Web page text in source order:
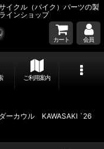
イクル（バイク）パーツの製
インショップ
カート 会員
ご利用案内
ーカウル KAWASAKI `26